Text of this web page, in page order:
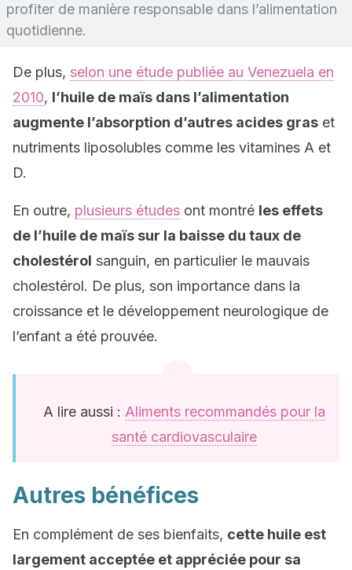
profiter de manière responsable dans l’alimentation
quotidienne.
De plus, selon une étude publiée au Venezuela en
2010, l’huile de maïs dans l’alimentation
augmente l’absorption d’autres acides gras et
nutriments liposolubles comme les vitamines A et
D.
En outre, plusieurs études ont montré les effets
de l’huile de maïs sur la baisse du taux de
cholestérol sanguin, en particulier le mauvais
cholestérol. De plus, son importance dans la
croissance et le développement neurologique de
l’enfant a été prouvée.
A lire aussi : Aliments recommandés pour la
santé cardiovasculaire
Autres bénéfices
En complément de ses bienfaits, cette huile est
largement acceptée et appréciée pour sa